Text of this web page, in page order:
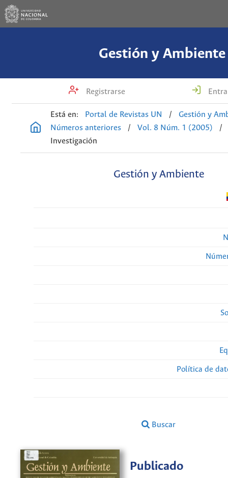
Gestión y Ambiente
Registrarse
Está en: Portal de Revistas UN /
Gestión y
Números anteriores
/ Vol. 8 Núm. 1 (2005)
/
Investigación
Gestión y Ambiente
Política de
Buscar
Publicado